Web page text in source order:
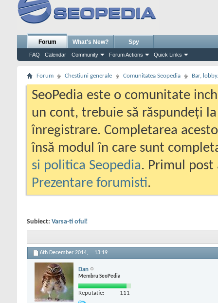
Forum
FAQ Calendar Community Forum Actions Quick Links
What's New? Spy
Forum Chestiuni generale Comunitatea Seopedia Bar,
SeoPedia este o comunitate
un cont, trebuie să răspundeți
înregistrare. Completarea
însă modul în care sunt
si politica Seopedia. Primul
Prezentare forumisti.
Subiect: Varsa-ti oful!
6th December 2014, 13:19
Dan
Membru SeoPedia
Reputatie: 111